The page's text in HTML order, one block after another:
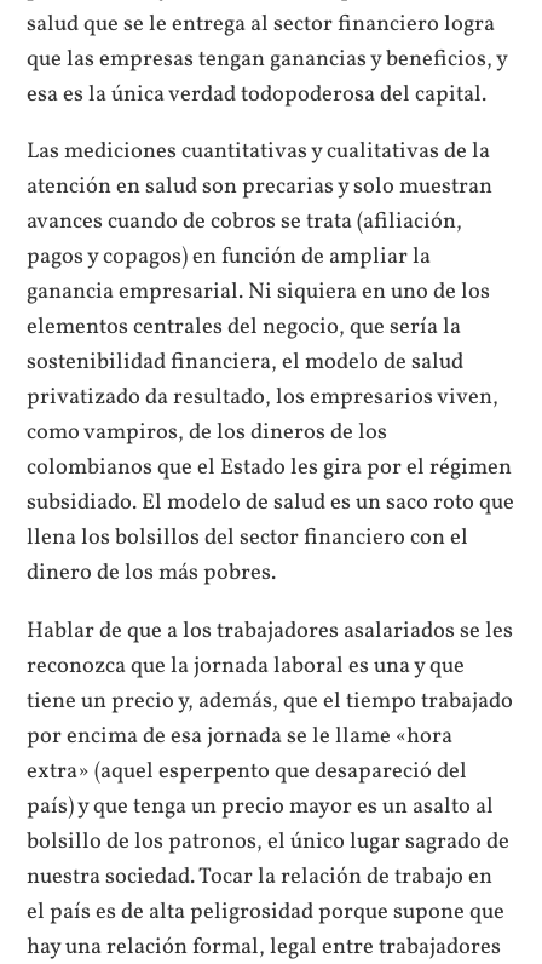
salud que se le entrega al sector financiero logra
que las empresas tengan ganancias y beneficios, y
esa es la única verdad todopoderosa del capital.
Las mediciones cuantitativas y cualitativas de la
atención en salud son precarias y solo muestran
avances cuando de cobros se trata (afiliación,
pagos y copagos) en función de ampliar la
ganancia empresarial. Ni siquiera en uno de los
elementos centrales del negocio, que sería la
sostenibilidad financiera, el modelo de salud
privatizado da resultado, los empresarios viven,
como vampiros, de los dineros de los
colombianos que el Estado les gira por el régimen
subsidiado. El modelo de salud es un saco roto que
llena los bolsillos del sector financiero con el
dinero de los más pobres.
Hablar de que a los trabajadores asalariados se les
reconozca que la jornada laboral es una y que
tiene un precio y, además, que el tiempo trabajado
por encima de esa jornada se le llame «hora
extra» (aquel esperpento que desapareció del
país) y que tenga un precio mayor es un asalto al
bolsillo de los patronos, el único lugar sagrado de
nuestra sociedad. Tocar la relación de trabajo en
el país es de alta peligrosidad porque supone que
hay una relación formal, legal entre trabajadores